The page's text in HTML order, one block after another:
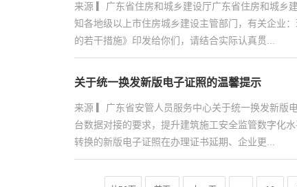
来源 ▎广东省住房和城乡建设厅广东省住房和城乡
知各地级以上市住房城乡建设主管部门，有关企业
的若干措施》印发给你们，请结合实际认真贯...
关于统一换发新版电子证照的温馨提示
来源 ▎广东省安管人员服务中心关于统一换发新版
台数据对接的要求，提升建筑施工安全监管数字化
转换的新版电子证照在办理证书延期、企业更...